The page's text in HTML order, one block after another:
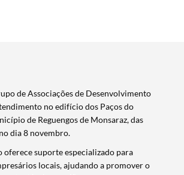
de Associações de Desenvolvimento
no edifício dos Paços do
de Reguengos de Monsaraz, das
dia 8 novembro.
oferece suporte especializado para
locais, ajudando a promover o